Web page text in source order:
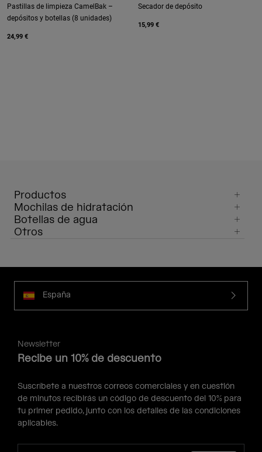
Pastillas de limpieza CamelBak –
depósitos y botellas (8 unidades)
24,99 €
Secador de depósito
15,99 €
Productos
Mochilas de hidratación
Botellas de agua
Otros
España
Newsletter
Recibe un 10% de descuento
Suscríbete a nuestros correos comerciales y en cuestión
de minutos recibirás un código de descuento del 10% para
tu primer pedido, junto con los detalles de las condiciones
aplicables.